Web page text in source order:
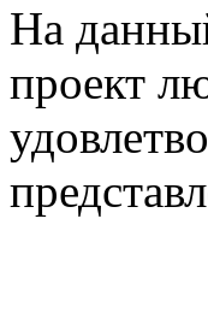
На
проект